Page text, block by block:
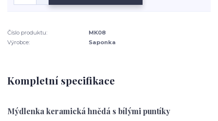
Číslo produktu:
MK08
Výrobce:
Saponka
Kompletní specifikace
Mýdlenka keramická hnědá s bílými puntíky